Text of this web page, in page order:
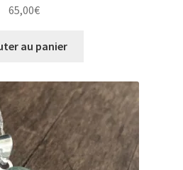
65,00€
au panier